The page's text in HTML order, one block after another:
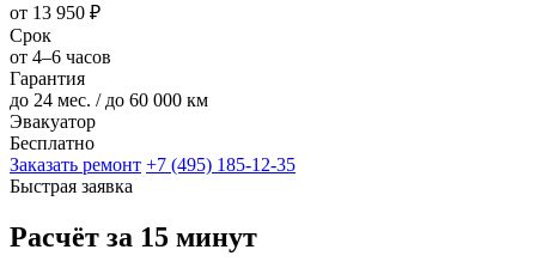
от 13 950 ₽
Срок
от 4–6 часов
Гарантия
до 24 мес. / до 60 000 км
Эвакуатор
Бесплатно
Заказать ремонт +7 (495) 185-12-35
Быстрая заявка
Расчёт за 15 минут